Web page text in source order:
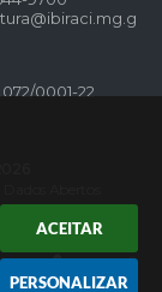
ACEITAR
PERSONALIZAR
0001-22